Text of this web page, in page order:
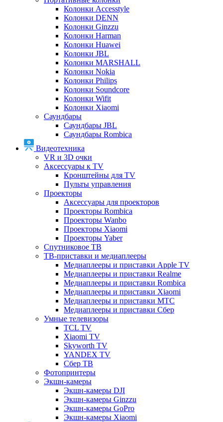
Колонки Accesstyle
Колонки DENN
Колонки Ginzzu
Колонки Harman
Колонки Huawei
Колонки JBL
Колонки MARSHALL
Колонки Nokia
Колонки Philips
Колонки Soundcore
Колонки Wifit
Колонки Xiaomi
Саундбары
Саундбары JBL
Саундбары Rombica
Видеотехника
VR и 3D очки
Аксессуары к TV
Кронштейны для TV
Пульты управления
Проекторы
Аксессуары для проекторов
Проекторы Rombica
Проекторы Wanbo
Проекторы Xiaomi
Проекторы Yaber
Спутниковое ТВ
ТВ-приставки и медиаплееры
Медиаплееры и приставки Apple TV
Медиаплееры и приставки Realme
Медиаплееры и приставки Rombica
Медиаплееры и приставки Xiaomi
Медиаплееры и приставки МТС
Медиаплееры и приставки Сбер
Умные телевизоры
TCL TV
Xiaomi TV
Skyworth TV
YANDEX TV
Сбер ТВ
Фотопринтеры
Экшн-камеры
Экшн-камеры DJI
Экшн-камеры Ginzzu
Экшн-камеры GoPro
Экшн-камеры Xiaomi